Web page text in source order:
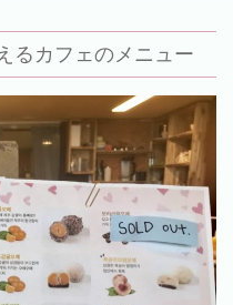
るカフェのメニュー